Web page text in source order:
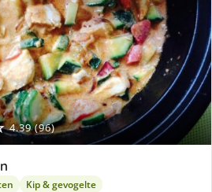
4.39 (96)
Kip & gevogelte